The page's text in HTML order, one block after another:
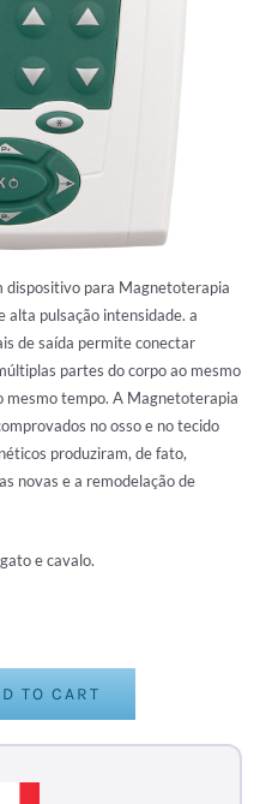
para Magnetoterapia
alta pulsação intensidade. a
de saída permite conectar
partes do corpo ao mesmo
mesmo tempo. A Magnetoterapia
no osso e no tecido
produziram, de fato,
novas e a remodelação de
e cavalo.
TO CART